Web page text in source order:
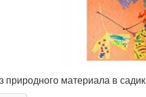
природного материала в садик